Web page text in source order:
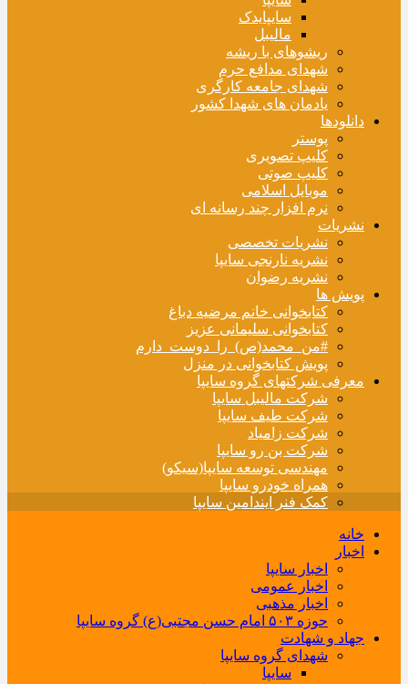
سایپایدک
مالیبل
ریشوهای با ریشه
شهدای مدافع حرم
شهدای جامعه کارگری
یادمان های شهدا کشور
دانلودها
پوستر
کلیپ تصویری
کلیپ صوتی
موبایل اسلامی
نرم افزار چند رسانه ای
نشریات
نشریات تخصصی
نشریه نارنجی سایپا
نشریه رضوان
پویش ها
کتابخوانی خانم مرضیه دباغ
کتابخوانی سلیمانی عزیز
#من_محمد(ص)_را_دوست_دارم
پویش کتابخوانی در منزل
معرفی شرکتهای گروه سایپا
شرکت مالیبل سایپا
شرکت طیف سایپا
شرکت زامیاد
شرکت بن رو سایپا
مهندسی توسعه سایپا(سیکو)
همراه خودرو سایپا
کمک فنر ایندامین سایپا
خانه
اخبار
اخبار سایپا
اخبار عمومی
اخبار مذهبی
حوزه ۵۰۳ امام حسن مجتبی(ع) گروه سایپا
جهاد و شهادت
شهدای گروه سایپا
سایپا